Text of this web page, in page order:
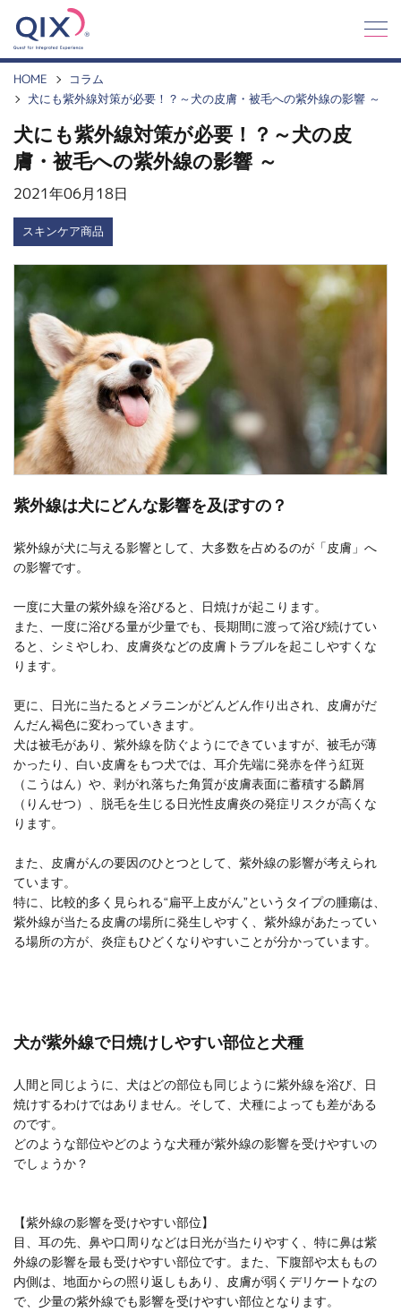
Q
X
HOME
コラム
犬にも紫外線対策が必要！？～犬の皮膚・被毛への紫外線の影響 ～
犬にも紫外線対策が必要！？～犬の皮
膚・被毛への紫外線の影響 ～
2021年06月18日
スキンケア商品
紫外線は犬にどんな影響を及ぼすの？
紫外線が犬に与える影響として、大多数を占めるのが「皮膚」へ
の影響です。
一度に大量の紫外線を浴びると、日焼けが起こります。
また、一度に浴びる量が少量でも、長期間に渡って浴び続けてい
ると、シミやしわ、皮膚炎などの皮膚トラブルを起こしやすくな
ります。
更に、日光に当たるとメラニンがどんどん作り出され、皮膚がだ
んだん褐色に変わっていきます。
犬は被毛があり、紫外線を防ぐようにできていますが、被毛が薄
かったり、白い皮膚をもつ犬では、耳介先端に発赤を伴う紅斑
（こうはん）や、剥がれ落ちた角質が皮膚表面に蓄積する麟屑
（りんせつ）、脱毛を生じる日光性皮膚炎の発症リスクが高くな
ります。
また、皮膚がんの要因のひとつとして、紫外線の影響が考えられ
ています。
特に、比較的多く見られる“扁平上皮がん”というタイプの腫瘍は、
紫外線が当たる皮膚の場所に発生しやすく、紫外線があたってい
る場所の方が、炎症もひどくなりやすいことが分かっています。
犬が紫外線で日焼けしやすい部位と犬種
人間と同じように、犬はどの部位も同じように紫外線を浴び、日
焼けするわけではありません。そして、犬種によっても差がある
のです。
どのような部位やどのような犬種が紫外線の影響を受けやすいの
でしょうか？
【紫外線の影響を受けやすい部位】
目、耳の先、鼻や口周りなどは日光が当たりやすく、特に鼻は紫
外線の影響を最も受けやすい部位です。また、下腹部や太ももの
内側は、地面からの照り返しもあり、皮膚が弱くデリケートなの
で、少量の紫外線でも影響を受けやすい部位となります。